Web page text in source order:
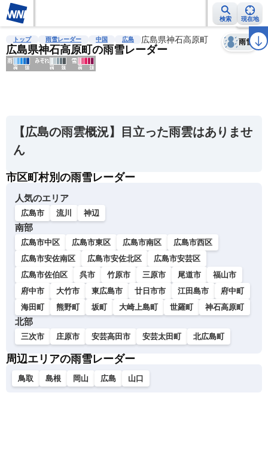
検索 現在地
雨雲レーダー 台風情報 地震情報 警報・注意報 2週間天気 ラ
トップ 雨雪レーダー 中国 広島 広島県神石高原町
広島県神石高原町の雨雪レーダー
雨雪
天気 台風
【広島の雨雲概況】目立った雨雲はありませ
ん
市区町村別の雨雪レーダー
人気のエリア
広島市 流川 神辺
南部
広島市中区 広島市東区 広島市南区
広島市西区
広島市安佐南区
広島市安佐北区
広島市安芸区
広島市佐伯区
呉市 竹原市 三原市 尾道市
福山市
府中市
大竹市 東広島市 廿日市市 江田島市
府中町
海田町
熊野町 坂町 大崎上島町 世羅町 神石高原町
北部
三次市 庄原市 安芸高田市 安芸太田町 北広島町
周辺エリアの雨雪レーダー
鳥取 島根 岡山 広島 山口